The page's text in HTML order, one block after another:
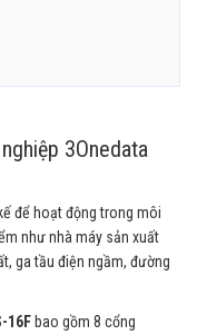
3Onedata
để hoạt động trong môi
như nhà máy sản xuất
ga tầu điện ngầm, đường
16F bao gồm 8 cổng